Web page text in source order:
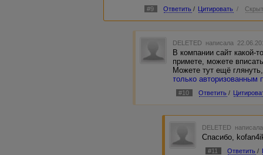
#9 Ответить / Цитировать /
DELETED написала
В компании сайт какой-
примете, можете
Можете тут ещё
только авторизованным
#10 Ответить /
DELETED
Спасибо,
#11 Ответить /